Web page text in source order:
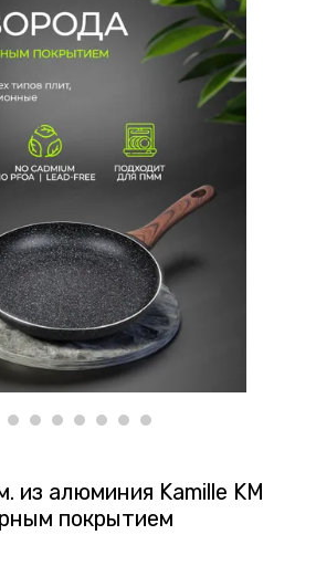
из алюминия Kamille KM
покрытием